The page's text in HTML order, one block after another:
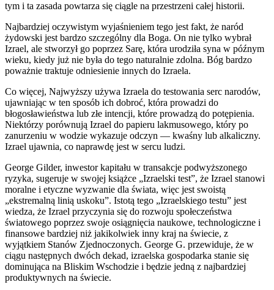
tym i ta zasada powtarza się ciągle na przestrzeni całej historii.
Najbardziej oczywistym wyjaśnieniem tego jest fakt, że naród
żydowski jest bardzo szczególny dla Boga. On nie tylko wybrał
Izrael, ale stworzył go poprzez Sarę, która urodziła syna w późnym
wieku, kiedy już nie była do tego naturalnie zdolna. Bóg bardzo
poważnie traktuje odniesienie innych do Izraela.
Co więcej, Najwyższy używa Izraela do testowania serc narodów,
ujawniając w ten sposób ich dobroć, która prowadzi do
błogosławieństwa lub złe intencji, które prowadzą do potępienia.
Niektórzy porównują Izrael do papieru lakmusowego, który po
zanurzeniu w wodzie wykazuje odczyn — kwaśny lub alkaliczny.
Izrael ujawnia, co naprawdę jest w sercu ludzi.
George Gilder, inwestor kapitału w transakcje podwyższonego
ryzyka, sugeruje w swojej książce „Izraelski test”, że Izrael stanowi
moralne i etyczne wyzwanie dla świata, więc jest swoistą
„ekstremalną linią uskoku”. Istotą tego „Izraelskiego testu” jest
wiedza, że ​​Izrael przyczynia się do rozwoju społeczeństwa
światowego poprzez swoje osiągnięcia naukowe, technologiczne i
finansowe bardziej niż jakikolwiek inny kraj na świecie, z
wyjątkiem Stanów Zjednoczonych. George G. przewiduje, że w
ciągu następnych dwóch dekad, izraelska gospodarka stanie się
dominująca na Bliskim Wschodzie i będzie jedną z najbardziej
produktywnych na świecie.